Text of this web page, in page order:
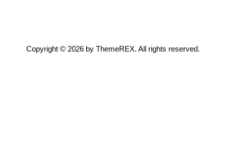
Copyright © 2026 by ThemeREX. All rights reserved.